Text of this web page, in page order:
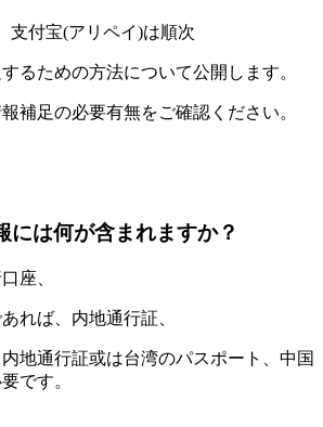
支付宝(アリペイ)は順次
るための方法について公開します。
補足の必要有無をご確認ください。
は何が含まれますか？
座、
れば、内地通行証、
地通行証或は台湾のパスポート、中国
です。